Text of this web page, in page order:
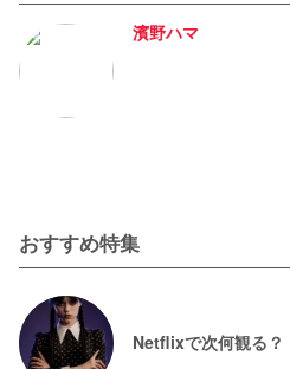
濱野ハマ
おすすめ特集
Netflixで次何観る？